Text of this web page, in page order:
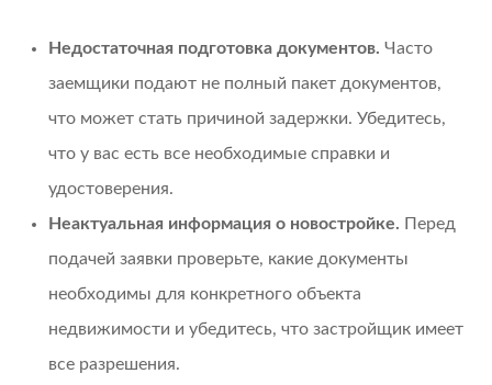
Недостаточная подготовка документов. Часто
заемщики подают не полный пакет документов,
что может стать причиной задержки. Убедитесь,
что у вас есть все необходимые справки и
удостоверения.
Неактуальная информация о новостройке. Перед
подачей заявки проверьте, какие документы
необходимы для конкретного объекта
недвижимости и убедитесь, что застройщик имеет
все разрешения.